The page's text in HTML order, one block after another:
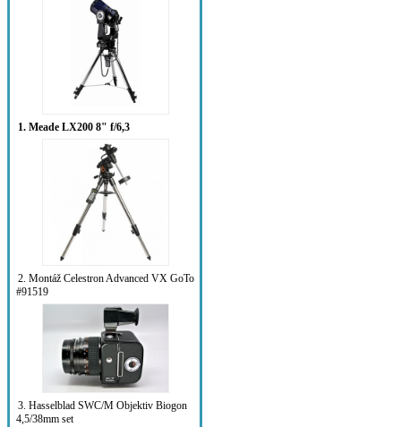
1. Meade LX200 8" f/6,3
2. Montáž Celestron Advanced VX GoTo
#91519
3. Hasselblad SWC/M Objektiv Biogon
4,5/38mm set